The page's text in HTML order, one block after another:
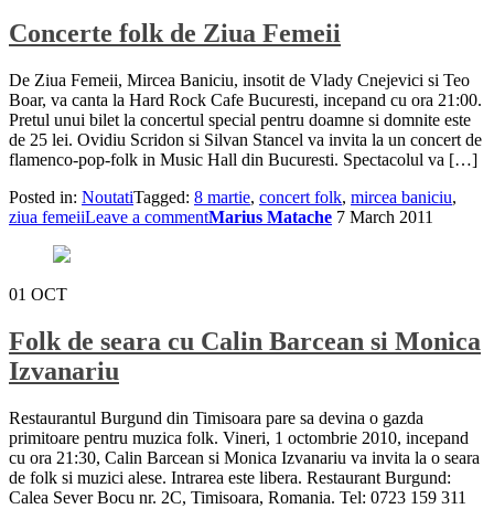
Concerte folk de Ziua Femeii
De Ziua Femeii, Mircea Baniciu, insotit de Vlady Cnejevici si Teo
Boar, va canta la Hard Rock Cafe Bucuresti, incepand cu ora 21:00.
Pretul unui bilet la concertul special pentru doamne si domnite este
de 25 lei. Ovidiu Scridon si Silvan Stancel va invita la un concert de
flamenco-pop-folk in Music Hall din Bucuresti. Spectacolul va […]
Posted in: NoutatiTagged: 8 martie, concert folk, mircea baniciu,
ziua femeiiLeave a commentMarius Matache 7 March 2011
01 OCT
Folk de seara cu Calin Barcean si Monica
Izvanariu
Restaurantul Burgund din Timisoara pare sa devina o gazda
primitoare pentru muzica folk. Vineri, 1 octombrie 2010, incepand
cu ora 21:30, Calin Barcean si Monica Izvanariu va invita la o seara
de folk si muzici alese. Intrarea este libera. Restaurant Burgund:
Calea Sever Bocu nr. 2C, Timisoara, Romania. Tel: 0723 159 311